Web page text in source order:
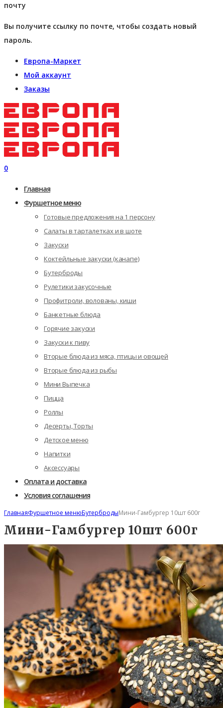
почту
Вы получите ссылку по почте, чтобы создать новый
пароль.
Европа-Маркет
Мой аккаунт
Заказы
0
Главная
Фуршетное меню
Готовые предложения на 1 персону
Салаты в тарталетках и в шоте
Закуски
Коктейльные закуски (канапе)
Бутерброды
Рулетики закусочные
Профитроли, волованы, киши
Банкетные блюда
Горячие закуски
Закуски к пиву
Вторые блюда из мяса, птицы и овощей
Вторые блюда из рыбы
Мини Выпечка
Пицца
Роллы
Десерты, Торты
Детское меню
Напитки
Аксессуары
Оплата и доставка
Условия соглашения
ГлавнаяФуршетное менюБутербродыМини-Гамбургер 10шт 600г
Мини-Гамбургер 10шт 600г